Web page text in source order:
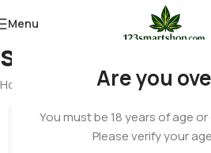
Are you
You must be 18 years of age
Please verify your
Menu
spiritual focus
Home Products tagged “spiritual
Best Deals